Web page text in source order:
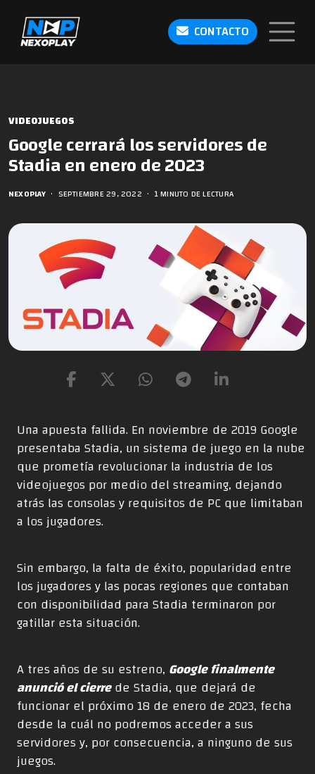
CONTACTO
VIDEOJUEGOS
Google cerrará los servidores de
Stadia en enero de 2023
NEXOPLAY • SEPTIEMBRE 29, 2022 • 1 MINUTO DE LECTURA
Una apuesta fallida. En noviembre de 2019 Google
presentaba Stadia, un sistema de juego en la nube
que prometía revolucionar la industria de los
videojuegos por medio del streaming, dejando
atrás las consolas y requisitos de PC que limitaban
a los jugadores.
Sin embargo, la falta de éxito, popularidad entre
los jugadores y las pocas regiones que contaban
con disponibilidad para Stadia terminaron por
gatillar esta situación.
A tres años de su estreno, Google finalmente
anunció el cierrede Stadia, que dejará de
funcionar el próximo 18 de enero de 2023, fecha
desde la cuál no podremos acceder a sus
servidores y, por consecuencia, a ninguno de sus
juegos.